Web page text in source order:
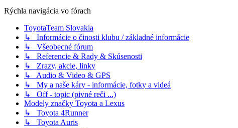
Rýchla navigácia vo fórach
ToyotaTeam Slovakia
↳ Informácie o činosti klubu / základné informácie
↳ Všeobecné fórum
↳ Referencie & Rady & Skúsenosti
↳ Zrazy, akcie, linky
↳ Audio & Video & GPS
↳ My a naše káry - informácie, fotky a videá
↳ Off - topic (pivné reči ...)
Modely značky Toyota a Lexus
↳ Toyota 4Runner
↳ Toyota Auris